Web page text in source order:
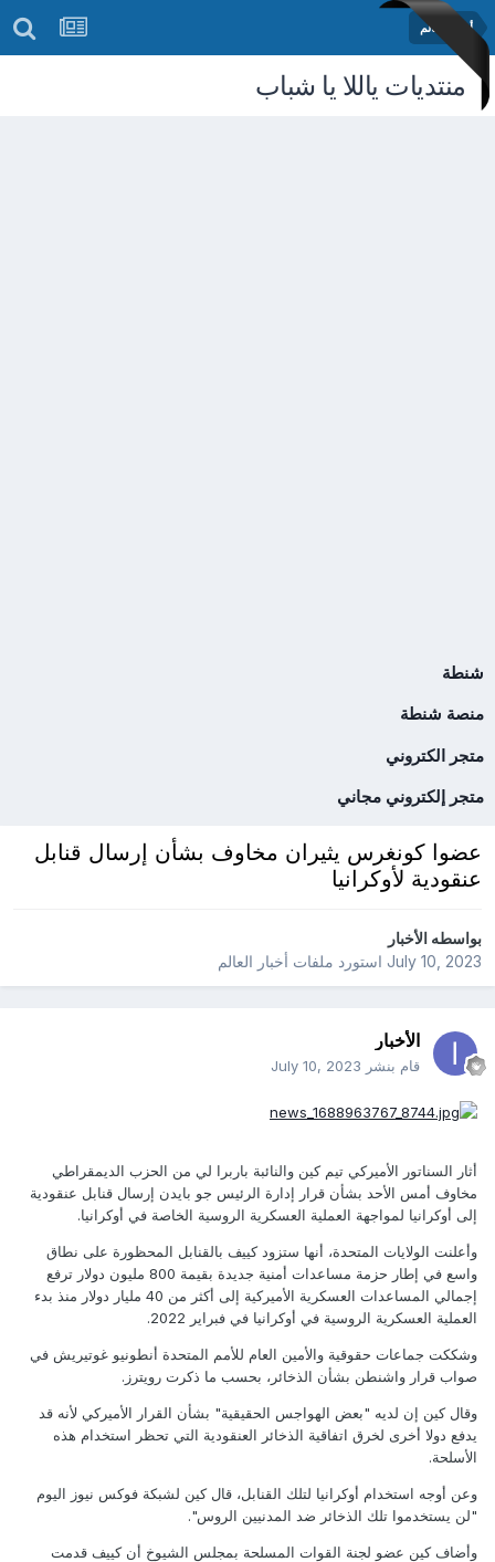
أخبار العالم
منتديات ياللا يا شباب
شنطة
منصة شنطة
متجر الكتروني
متجر إلكتروني مجاني
عضوا كونغرس يثيران مخاوف بشأن إرسال قنابل
عنقودية لأوكرانيا
بواسطهالأخبار
July 10, 2023استورد ملفات أخبار العالم
الأخبار
قام بنشر July 10, 2023
أثار السناتور الأميركي تيم كين والنائبة باربرا لي من الحزب الديمقراطي
مخاوف أمس الأحد بشأن قرار إدارة الرئيس جو بايدن إرسال قنابل عنقودية
إلى أوكرانيا لمواجهة العملية العسكرية الروسية الخاصة في أوكرانيا.
وأعلنت الولايات المتحدة، أنها ستزود كييف بالقنابل المحظورة على نطاق
واسع في إطار حزمة مساعدات أمنية جديدة بقيمة 800 مليون دولار ترفع
إجمالي المساعدات العسكرية الأميركية إلى أكثر من 40 مليار دولار منذ بدء
العملية العسكرية الروسية في أوكرانيا في فبراير 2022.
وشككت جماعات حقوقية والأمين العام للأمم المتحدة أنطونيو غوتيريش في
صواب قرار واشنطن بشأن الذخائر، بحسب ما ذكرت رويترز.
وقال كين إن لديه "بعض الهواجس الحقيقية" بشأن القرار الأميركي لأنه قد
يدفع دولا أخرى لخرق اتفاقية الذخائر العنقودية التي تحظر استخدام هذه
الأسلحة.
وعن أوجه استخدام أوكرانيا لتلك القنابل، قال كين لشبكة فوكس نيوز اليوم
"لن يستخدموا تلك الذخائر ضد المدنيين الروس".
وأضاف كين عضو لجنة القوات المسلحة بمجلس الشيوخ أن كييف قدمت